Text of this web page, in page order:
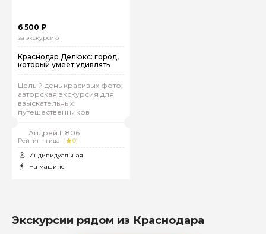
6 500 ₽
за экскурсию
Краснодар Делюкс: город,
который умеет удивлять
Целый день красивых фото:
авторская экскурсия для
взыскательных
путешественников
Андрей.Г 806
Рейтинг гида (
0)
Индивидуальная
На машине
Экскурсии рядом из Краснодара